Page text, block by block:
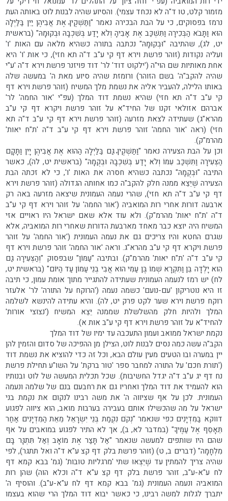
מזמור קלט, טו ד"ה לא נכחד עצמי). והסיוע שהיה לבנות לוט באותה העת
נרמז בפסוקים, כי על הבת הבכירה נאמר "וַתַּשְׁקֶיןָ אֶת אֲבִיהֶן יַיִן בַּלַּיְלָה
הוּא וַתָּבֹא הַבְּכִירָה וַתִּשְׁכַּב אֶת אָבִיהָ וְלֹא יָדַע בְּשִׁכְבָהּ וּבְקוּמָהּ" (בראשית
יט, לג), שהתיבה "וּבְקוּמָהּ" נכתבה בתורה כשהיא מלאה עם האות 'ו'
ועליה נקודות (זוהר פרשת וירא דף קי ע"ב ד"ה תא חזי), כי אות 'ו' היא
אחת מאותיות שם הוי"ה ('ילקוט דוד' לר' דוד פויזנר פרשת וירא ד"ה 'ע"י
שהיה להקב"ה' בשם הזוהר) ורומזת שהיה סיוע מאת ה' במעשה שלה
באותו הלילה, להעביר אליה את נשמת מלך המשיח (זוהר פרשת וירא דף
קי ע"ב ד"ה תא חזי) שהיא נשמת דוד המלך (עפ"י 'אור החמה' לר'
אברהם אזולאי זקנו של החיד"א על זוהר פרשת ויקרא דף קי ע"ב
מהרא"ג) שעתידה לצאת מזרעה (זוהר פרשת וירא דף קי ע"ב ד"ה תא
חזי) (ראה 'אור החמה' זוהר פרשת וירא דף קי ע"ב ד"ה 'ת"ח יאות'
מהרמ"ק).
וכן על הבת הצעירה נאמר "וַתַּשְׁקֶיןָ גַּם בַּלַּיְלָה הַהוּא אֶת אֲבִיהֶן יָיִן וַתָּקָם
הַצְּעִירָה וַתִּשְׁכַּב עִמּוֹ וְלֹא יָדַע בְּשִׁכְבָהּ וּבְקֻמָהּ" (בראשית יט, לה), כאשר
התיבה "וּבְקֻמָהּ" נכתבה כשהיא חסרה את האות 'ו', כי לא זכתה הבת
הצעירה שֶׁיֵּצֵא ממנה חלק להקב"ה כמו אחותה הגדולה (זוהר פרשת וירא
דף קי ע"ב ד"ה תא חזי), שהרי נעמה העמונית שיצאה מזרעה באה רק
ארבעה דורות אחרי רות המואביה ('אור החמה' על זוהר וירא דף קי ע"ב
ד"ה 'ת"ח יאות' מהרמ"ק). ולא עוד אלא שאם ישראל היו ראויים אזי
המשיח היה יוצא כבר מאחד מארבעת הדורות שאחרי רות המואביה, אלא
שגרם החטא והיו צריכים גם את נעמה העמונית ('אור החמה' על זוהר
פרשת ויקרא דף קי ע"ב מהרא"ג. וראה 'אור החמה' זוהר פרשת וירא דף
קי ע"ב ד"ה 'ת"ח יאות' מהרמ"ק). ובתיבה "עַמּוֹן" שבפסוק "וְהַצְּעִירָה גַם
הִוא יָלְדָה בֵּן וַתִּקְרָא שְׁמוֹ בֶּן עַמִּי הוּא אֲבִי בְנֵי עַמּוֹן עַד הַיּוֹם" (בראשית יט,
לח) יש רמז לנעמה העמונית שעתידה להתגייר מתוך אומת עמון, כי תיבה
זו היא נוטריקון 'עם-נועם' כשמה נעמה ('הרוקח על התורה' לר' אלעזר
רוקח פרשת וירא שער לקט פרק יט, לה). והיא עתידה להינשא לשלמה
המלך ולהיות חלק מהשלשלת שממנה יֵּצֵא המשיח ('נצוצי אורות'
להחיד"א על זוהר פרשת וירא דף קי ע"ב אות א).
נקמת ישראל ממואב ועמון התעכבה עד ימיו של דוד המלך
הקב"ה עשה כמה נסים לבנות לוט, הצילן מן ההפיכה של סדום והזמין להן
יין במערה ובו הטעים מעין עולם הבא, וכל זה כדי להוציא את נשמת דוד
('תורת חכם' על התורה למחבר ספר 'טור ברקת' על השו"ע תחילת פרשת
נח דף יג ע"ב ד"ה יגדל החשיבות). שכל תכלית המעשה של לוט ובנותיו
הוא להעמיד את דוד המלך ואחריו גם את רחבעם בנם של שלמה ונעמה
העמונית. לכן על אף שציווה ה' את משה רבינו לנקום את נקמת בני
ישראל על מה שהכשילו אותם בעבירה בערבות מואב, הוא ציווה לפגוע
דווקא בַּמִּדְיָנִים כפי שנאמר "נְקֹם נִקְמַת בְּנֵי יִשְׂרָאֵל מֵאֵת הַמִּדְיָנִים אַחַר
תֵּאָסֵף אֶל עַמֶּיךָ" (במדבר לא, ב), אך לא התיר לפגוע במואבים על אף
שהם היו שותפים למעשה שנאמר "אַל תָּצַר אֶת מוֹאָב וְאַל תִּתְגָּר בָּם
מִלְחָמָה" (דברים ב, ט) (זוהר פרשת בלק דף קצ ע"א ד"ה ואל תתגר), לפי
שהיה צריך להמתין עד שֶׁיֵּצְאוּ שתי 'מרגליות טובות' (גמ' בבא קמא דף
לח ע"א-ע"ב, זוהר פרשת בלק דף קצ ע"א ד"ה וכלא הוה) שהן רות
המואביה ונעמה העמונית (גמ' בבא קמא דף לח ע"א-ע"ב). והוסיף ה'
יתברך לגלות למשה רבינו, כי כאשר יבוא דוד המלך הרי שהוא בעצמו